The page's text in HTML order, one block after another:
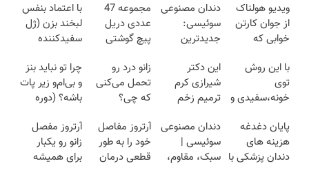
ویدیو هولناک
از جوان کارتن
خوابی که
آموزش رایگان
دندان مصنوعی
سوئیسی:
جدیدترین
سبک و مقاوم |
پرداخت قسطی
مجموعه 47
عددی دریل
پیچ گوشتی
به مدت
محدود)
با اعتماد بنفس
لبخند بزن (ژل
سفیدکننده
با این روش
توی
خونه،سفیدی و
برگردون
(40%off)
این دکتر
شیرازی کرم
ترمیم زخم
ساخت!!!
زانو درد رو
تحمل می‌کنی
که چی؟
همین‌جاست!
چرا تو نباید بنز
و بی‌ام‌و زیر پات
باشه؟ (دوره
میلیاردی)
پایان دغدغه
هزینه های
دندان پزشکی با
دندان مصنوعی
سوئیسی |
سبک، مقاوم،
آرتروز مفاصل
خود را به طور
قطعی درمان
آرتروز مفصل
زانو رو یکبار
برای همیشه